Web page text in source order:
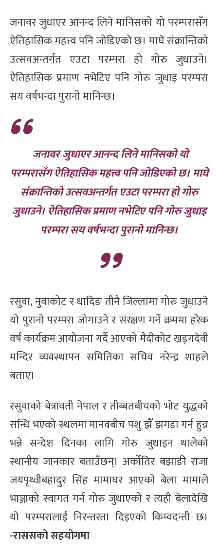
जनावर जुधाएर आनन्द लिने मानिसको यो परम्परासँग
ऐतिहासिक महत्त्व पनि जोडिएको छ। माघे संक्रान्तिको
उत्सवअन्तर्गत एउटा परम्परा हो गोरु जुधाउने।
ऐतिहासिक प्रमाण नभेटिए पनि गोरु जुधाइ परम्परा
सय वर्षभन्दा पुरानो मानिन्छ।
जनावर जुधाएर आनन्द लिने मानिसको यो
परम्परासँग ऐतिहासिक महत्त्व पनि जोडिएको छ। माघे
संक्रान्तिको उत्सवअन्तर्गत एउटा परम्परा हो गोरु
जुधाउने। ऐतिहासिक प्रमाण नभेटिए पनि गोरु जुधाइ
परम्परा सय वर्षभन्दा पुरानो मानिन्छ।
रसुवा, नुवाकोट र धादिङ तीनै जिल्लामा गोरु जुधाउने
यो पुरानो परम्परा जोगाउने र संरक्षण गर्ने क्रममा हरेक
वर्ष कार्यक्रम आयोजना गर्दै आएको मैदीकोट खड्गदेवी
मन्दिर व्यवस्थापन समितिका सचिव नरेन्द्र शाहले
बताए।
रसुवाको बेत्रावती नेपाल र तीब्बतबीचको भोट युद्धको
सन्धि भएको स्थलमा मानवबीच पशु झैँ झगडा गर्न हुन्न
भन्ने सन्देश दिनका लागि गोरु जुधाइन थालेको
स्थानीय जानकार बताउँछन्। अर्कोतिर बझाङी राजा
जयपृथ्वीबहादुर सिंह मामाघर आएको बेला मामाले
भाञ्जाको स्वागत गर्न गोरु जुधाएको र त्यही बेलादेखि
यो परम्परालाई निरन्तरता दिइएको किम्वदन्ती छ।
-राससको सहयोगमा